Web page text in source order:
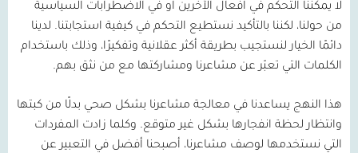
لا يمكننا التحكم في أفعال الآخرين أو في الاضطرابات السياسية
من حولنا، لكننا بالتأكيد نستطيع التحكم في كيفية استجابتنا. لدينا
دائمًا الخيار لنستجيب بطريقة أكثر عقلانية وتفكيرًا، وذلك باستخدام
الكلمات التي تعبّر عن مشاعرنا ومشاركتها مع من نثق بهم.
هذا النهج يساعدنا في معالجة مشاعرنا بشكل صحي بدلًا من كبتها
وانتظار لحظة انفجارها بشكل غير متوقع. وكلما زادت المفردات
التي نستخدمها لوصف مشاعرنا، أصبحنا أفضل في التعبير عن